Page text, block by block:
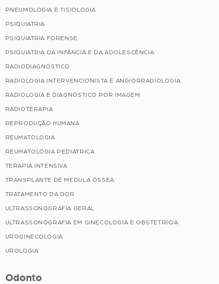
PNEUMOLOGIA E TISIOLOGIA
PSIQUIATRIA
PSIQUIATRIA FORENSE
PSIQUIATRIA DA INFÂNCIA E DA ADOLESCÊNCIA
RADIODIAGNÓSTICO
RADIOLOGIA INTERVENCIONISTA E ANGIORRADIOLOGIA
RADIOLOGIA E DIAGNÓSTICO POR IMAGEM
RADIOTERAPIA
REPRODUÇÃO HUMANA
REUMATOLOGIA
REUMATOLOGIA PEDIÁTRICA
TERAPIA INTENSIVA
TRANSPLANTE DE MEDULA ÓSSEA
TRATAMENTO DA DOR
ULTRASSONOGRAFIA GERAL
ULTRASSONOGRAFIA EM GINECOLOGIA E OBSTETRÍCIA
UROGINECOLOGIA
UROLOGIA
Odonto